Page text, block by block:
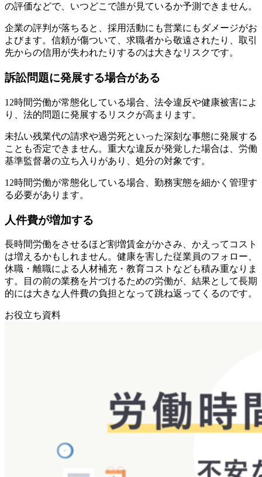
の評価などで、いつどこで誰が見ているか予測できません。
企業の評判が落ちると、採用活動にも営業にもダメージがお
よびます。信頼が傷ついて、求職者から敬遠されたり、取引
先からの信用が失われたりするのは大きなリスクです。
訴訟問題に発展する場合がある
12時間労働が常態化している場合、法令違反や健康被害によ
り、法的問題に発展するリスクが高まります。
未払い残業代の請求や過労死といった深刻な事態に発展する
ことも否定できません。重大な違反が発覚した場合は、労働
基準監督暑の立ち入りがあり、処分の対象です。
12時間労働が常態化している場合、勤務実態を細かく管理す
る必要があります。
人件費が増加する
長時間労働をさせるほど割増賃金がかさみ、かえってコスト
は増えるかもしれません。健康を害した従業員のフォロー、
休職・離職による人材補充・教育コストなども積み重なりま
す。目の前の業務を片づけるための労働が、結果として長期
的には大きな人件費の負担となって跳ね返ってくるのです。
お役立ち資料